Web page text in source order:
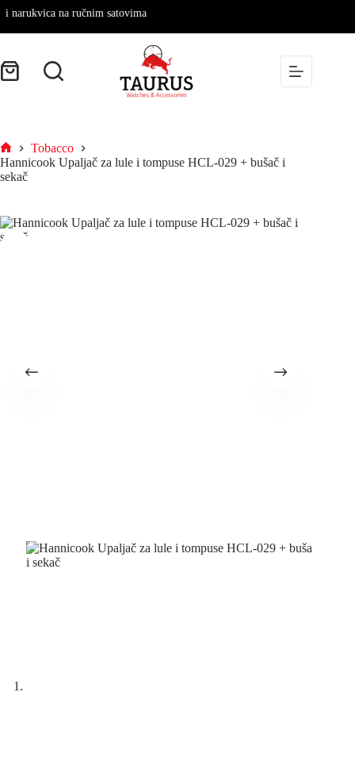
na ručnim satovima
Tobacco
Hannicook Upaljač za lule i tompuse HCL-029 + bušač i
sekač